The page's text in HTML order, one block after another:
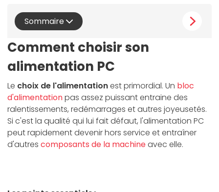
Sommaire
Comment choisir son
alimentation PC
Le choix de l'alimentationest primordial. Un bloc
d'alimentationpas assez puissant entraine des
ralentissements, redémarrages et autres joyeusetés.
Si c'est la qualité qui lui fait défaut, l'alimentation PC
peut rapidement devenir hors service et entraîner
d'autres composants de la machineavec elle.